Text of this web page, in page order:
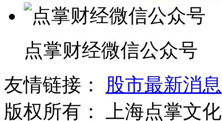
点掌财经微信公众号
友情链接：
股市最新消息
版权所有：
上海点掌文